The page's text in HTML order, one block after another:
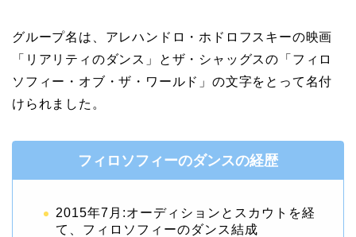
グループ名は、アレハンドロ・ホドロフスキーの映画
「リアリティのダンス」とザ・シャッグスの「フィロ
ソフィー・オブ・ザ・ワールド」の文字をとって名付
けられました。
フィロソフィーのダンスの経歴
2015年7月:オーディションとスカウトを経
て、フィロソフィーのダンス結成